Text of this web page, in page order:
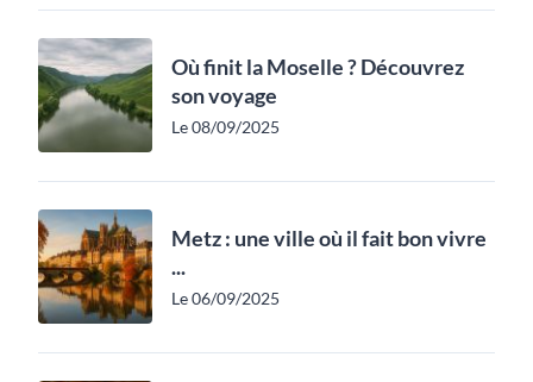
Où finit la Moselle ? Découvrez
son voyage
Le 08/09/2025
Metz : une ville où il fait bon vivre
...
Le 06/09/2025